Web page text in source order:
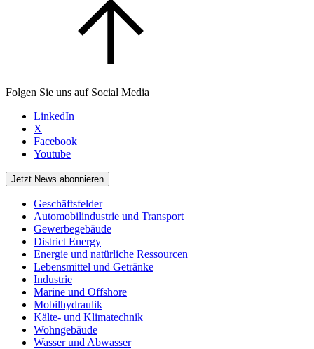
Folgen Sie uns auf Social Media
LinkedIn
X
Facebook
Youtube
Jetzt News abonnieren
Geschäftsfelder
Automobilindustrie und Transport
Gewerbegebäude
District Energy
Energie und natürliche Ressourcen
Lebensmittel und Getränke
Industrie
Marine und Offshore
Mobilhydraulik
Kälte- und Klimatechnik
Wohngebäude
Wasser und Abwasser